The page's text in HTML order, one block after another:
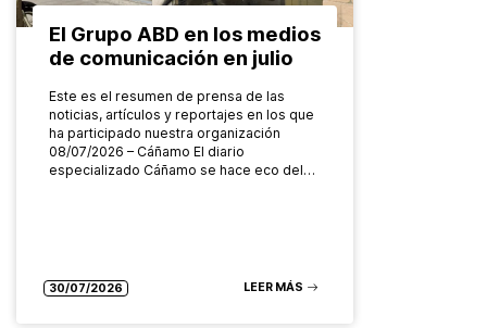
El Grupo ABD en los medios
de comunicación en julio
Este es el resumen de prensa de las
noticias, artículos y reportajes en los que
ha participado nuestra organización
08/07/2026 – Cáñamo El diario
especializado Cáñamo se hace eco del…
30/07/2026 LEER MÁS